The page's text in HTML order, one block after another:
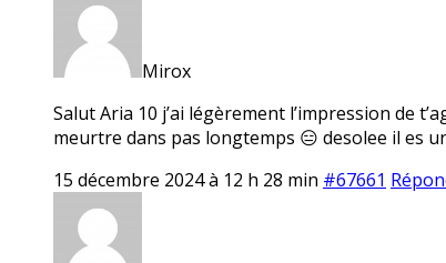
Mirox
Salut Aria 10 j’ai légèrement l’impression de
meurtre dans pas longtemps 😑 desolee il es
15 décembre 2024 à 12 h 28 min #67661